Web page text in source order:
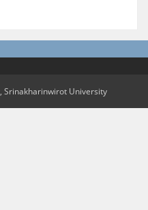
Srinakharinwirot University